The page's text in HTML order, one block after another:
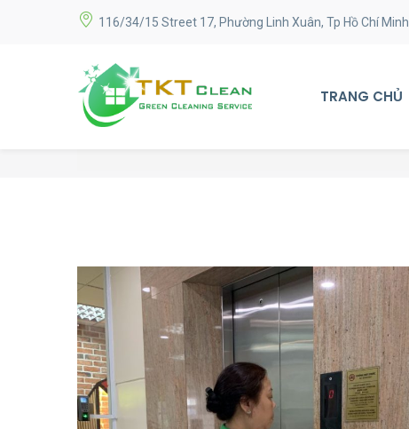
116/34/15 Street 17, Phường Linh Xuân, Tp Hồ Chí Minh
TRANG CHỦ